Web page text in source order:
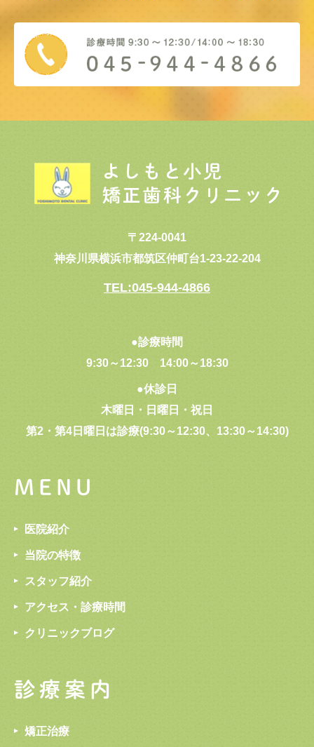
〒224-0041
神奈川県横浜市都筑区仲町台1-23-22-204
TEL:045-944-4866
●診療時間
9:30～12:30 14:00～18:30
●休診日
木曜日・日曜日・祝日
第2・第4日曜日は診療(9:30～12:30、13:30～14:30)
MENU
医院紹介
当院の特徴
スタッフ紹介
アクセス・診療時間
クリニックブログ
診療案内
矯正治療